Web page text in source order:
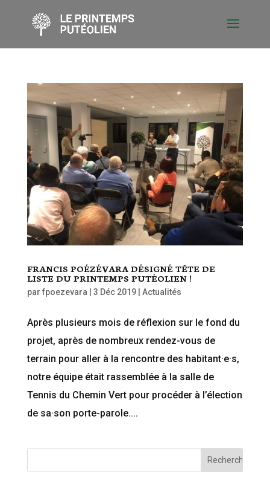
FRANCIS POÉZÉVARA DÉSIGNÉ TÊTE DE
LISTE DU PRINTEMPS PUTÉOLIEN !
par fpoezevara 3 Déc 2019| Actualités
Après plusieurs mois de réflexion sur le fond du
projet, après de nombreux rendez-vous de
terrain pour aller à la rencontre des habitant·e·s,
notre équipe était rassemblée à la salle de
Tennis du Chemin Vert pour procéder à l’élection
de sa·son porte-parole....